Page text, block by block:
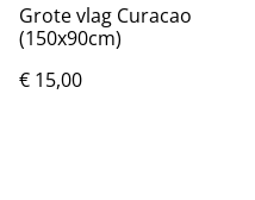
Grote vlag Curacao
(150x90cm)
€ 15,00